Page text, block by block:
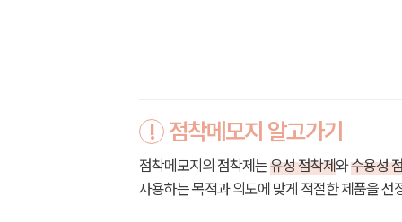
! 점착메모지 알고가기
점착메모지의 점착제는유성 점착제와수용성
사용하는 목적과 의도에 맞게 적절한 제품을 선